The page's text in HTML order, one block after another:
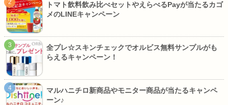
トマト飲料飲み比べセットやえらべるPayが当たるカゴ
メのLINEキャンペーン
全プレ☆スキンチェックでオルビス無料サンプルがも
らえるキャンペーン！
マルハニチロ新商品やモニター商品が当たるキャンペ
ーン♪